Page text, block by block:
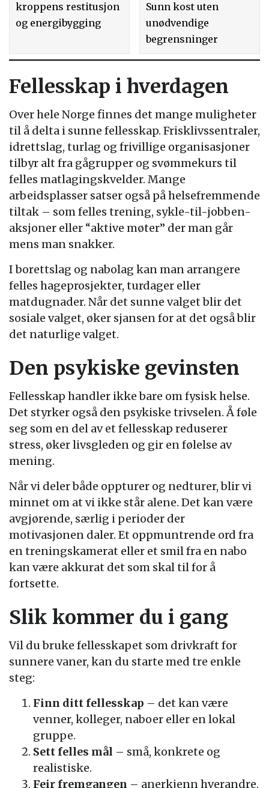
kroppens restitusjon
og energibygging
Sunn kost uten
unødvendige
begrensninger
Fellesskap i hverdagen
Over hele Norge finnes det mange muligheter
til å delta i sunne fellesskap. Frisklivssentraler,
idrettslag, turlag og frivillige organisasjoner
tilbyr alt fra gågrupper og svømmekurs til
felles matlagingskvelder. Mange
arbeidsplasser satser også på helsefremmende
tiltak – som felles trening, sykle-til-jobben-
aksjoner eller “aktive møter” der man går
mens man snakker.
I borettslag og nabolag kan man arrangere
felles hageprosjekter, turdager eller
matdugnader. Når det sunne valget blir det
sosiale valget, øker sjansen for at det også blir
det naturlige valget.
Den psykiske gevinsten
Fellesskap handler ikke bare om fysisk helse.
Det styrker også den psykiske trivselen. Å føle
seg som en del av et fellesskap reduserer
stress, øker livsgleden og gir en følelse av
mening.
Når vi deler både oppturer og nedturer, blir vi
minnet om at vi ikke står alene. Det kan være
avgjørende, særlig i perioder der
motivasjonen daler. Et oppmuntrende ord fra
en treningskamerat eller et smil fra en nabo
kan være akkurat det som skal til for å
fortsette.
Slik kommer du i gang
Vil du bruke fellesskapet som drivkraft for
sunnere vaner, kan du starte med tre enkle
steg:
Finn ditt fellesskap – det kan være
venner, kolleger, naboer eller en lokal
gruppe.
Sett felles mål – små, konkrete og
realistiske.
Feir fremgangen – anerkjenn hverandre,